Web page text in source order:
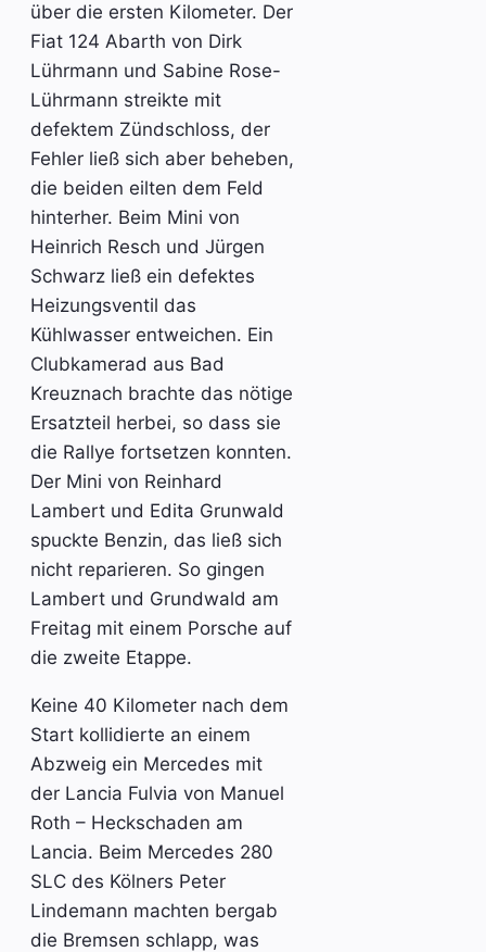
über die ersten Kilometer. Der
Fiat 124 Abarth von Dirk
Lührmann und Sabine Rose-
Lührmann streikte mit
defektem Zündschloss, der
Fehler ließ sich aber beheben,
die beiden eilten dem Feld
hinterher. Beim Mini von
Heinrich Resch und Jürgen
Schwarz ließ ein defektes
Heizungsventil das
Kühlwasser entweichen. Ein
Clubkamerad aus Bad
Kreuznach brachte das nötige
Ersatzteil herbei, so dass sie
die Rallye fortsetzen konnten.
Der Mini von Reinhard
Lambert und Edita Grunwald
spuckte Benzin, das ließ sich
nicht reparieren. So gingen
Lambert und Grundwald am
Freitag mit einem Porsche auf
die zweite Etappe.
Keine 40 Kilometer nach dem
Start kollidierte an einem
Abzweig ein Mercedes mit
der Lancia Fulvia von Manuel
Roth – Heckschaden am
Lancia. Beim Mercedes 280
SLC des Kölners Peter
Lindemann machten bergab
die Bremsen schlapp, was